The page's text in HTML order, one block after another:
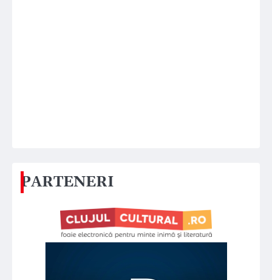
PARTENERI